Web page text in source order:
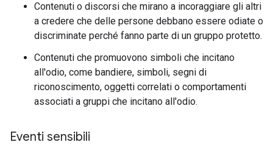
Contenuti o discorsi che mirano a incoraggiare gli altri
a credere che delle persone debbano essere odiate o
discriminate perché fanno parte di un gruppo protetto.
Contenuti che promuovono simboli che incitano
all'odio, come bandiere, simboli, segni di
riconoscimento, oggetti correlati o comportamenti
associati a gruppi che incitano all'odio.
Eventi sensibili